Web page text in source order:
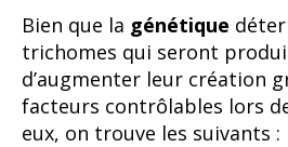
Bien que la génétique
trichomes qui seront
d’augmenter leur création
facteurs contrôlables lors
eux, on trouve les suivants :